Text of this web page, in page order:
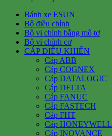
Bánh xe ESUN
Bộ điều chỉnh
Bộ vi chỉnh bằng mô tơ
Bộ vi chỉnh cơ
CÁP ĐIỀU KHIỂN
Cáp ABB
Cáp COGNEX
Cáp DATALOGIC
Cáp DELTA
Cáp FANUC
Cáp FASTECH
Cáp FHT
Cáp HONEYWELL
Cáp INOVANCE